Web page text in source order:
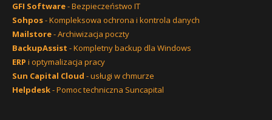
GFI Software- Bezpieczeństwo IT
Sohpos- Kompleksowa ochrona i kontrola danych
Mailstore- Archiwizacja poczty
BackupAssist - Kompletny backup dla Windows
ERP i optymalizacja pracy
Sun Capital Cloud - usługi w chmurze
Helpdesk- Pomoc techniczna Suncapital